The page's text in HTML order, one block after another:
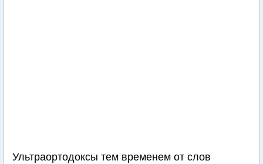
Ультраортодоксы тем временем от слов